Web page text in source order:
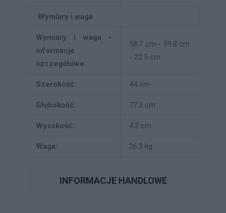
Wymiary i waga
Wymiary i waga -
informacje
szczegółowe:
58.7 cm - 99.8 cm
- 22.5 cm
Szerokość: 44 cm
Głębokość: 77.3 cm
Wysokość: 4.3 cm
Waga: 26.3 kg
INFORMACJE HANDLOWE